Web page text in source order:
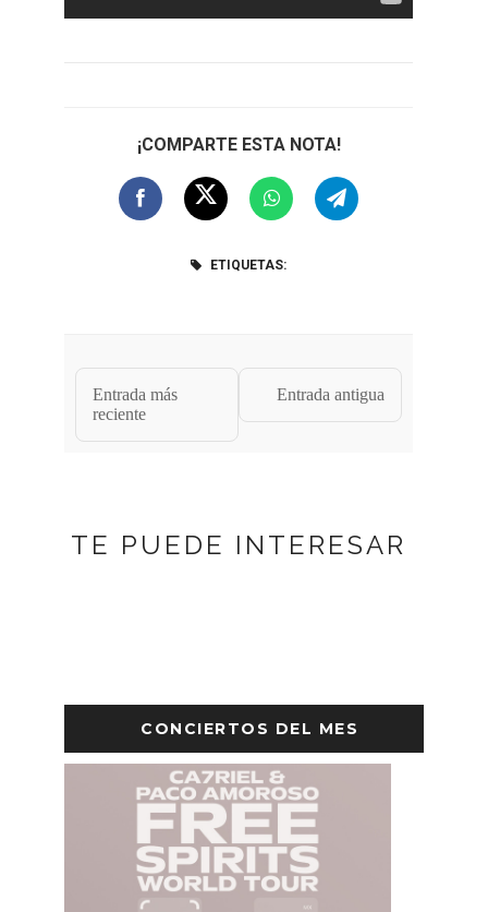
¡COMPARTE ESTA NOTA!
ETIQUETAS:
Entrada más
reciente
Entrada antigua
TE PUEDE INTERESAR
CONCIERTOS DEL MES